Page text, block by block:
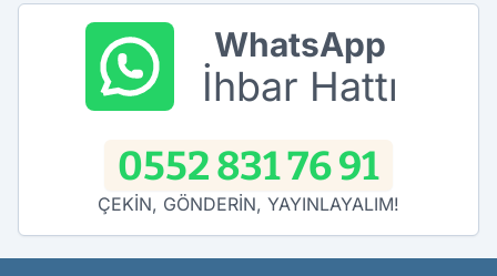
WhatsApp
İhbar Hattı
0552 831 76 91
ÇEKİN, GÖNDERİN, YAYINLAYALIM!